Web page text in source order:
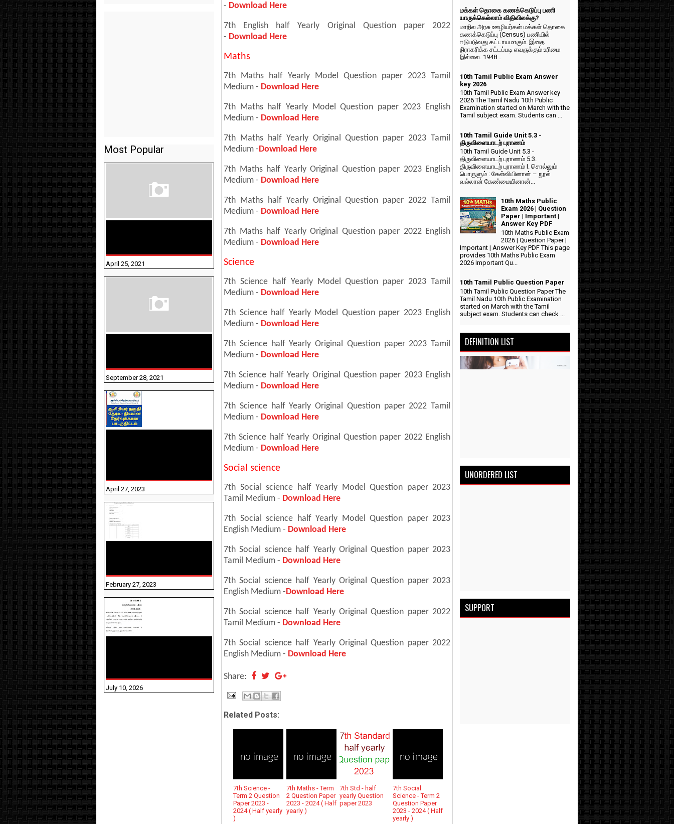
- Download Here
7th English half Yearly Original Question paper 2022
- Download Here
Maths
7th Maths half Yearly Model Question paper 2023 Tamil
Medium - Download Here
7th Maths half Yearly Model Question paper 2023 English
Medium - Download Here
7th Maths half Yearly Original Question paper 2023 Tamil
Medium -Download Here
7th Maths half Yearly Original Question paper 2023 English
Medium - Download Here
7th Maths half Yearly Original Question paper 2022 Tamil
Medium - Download Here
7th Maths half Yearly Original Question paper 2022 English
Medium - Download Here
Science
7th Science half Yearly Model Question paper 2023 Tamil
Medium - Download Here
7th Science half Yearly Model Question paper 2023 English
Medium - Download Here
7th Science half Yearly Original Question paper 2023 Tamil
Medium - Download Here
7th Science half Yearly Original Question paper 2023 English
Medium - Download Here
7th Science half Yearly Original Question paper 2022 Tamil
Medium - Download Here
7th Science half Yearly Original Question paper 2022 English
Medium - Download Here
Social science
7th Social science half Yearly Model Question paper 2023
Tamil Medium - Download Here
7th Social science half Yearly Model Question paper 2023
English Medium - Download Here
7th Social science half Yearly Original Question paper 2023
Tamil Medium - Download Here
7th Social science half Yearly Original Question paper 2023
English Medium -Download Here
7th Social science half Yearly Original Question paper 2022
Tamil Medium - Download Here
7th Social science half Yearly Original Question paper 2022
English Medium - Download Here
Share:
Related Posts:
7th Science -
Term 2 Question
Paper 2023 -
2024 ( Half yearly
)
7th Maths - Term
2 Question Paper
2023 - 2024 ( Half
yearly )
7th Std - half
yearly Question
paper 2023
7th Social
Science - Term 2
Question Paper
2023 - 2024 ( Half
yearly )
Most Popular
April 25, 2021
September 28, 2021
April 27, 2023
February 27, 2023
July 10, 2026
மக்கள் தொகை கணக்கெடுப்பு பணி
யாருக்கெல்லாம் விதிவிலக்கு?
மாநில அரசு ஊழியர்கள் மக்கள் தொகை
கணக்கெடுப்பு (Census) பணியில்
ஈடுபடுவது கட்டாயமாகும். இதை
நிராகரிக்க சட்டப்படி எவருக்கும் உரிமை
இல்லை. 1948...
10th Tamil Public Exam Answer
key 2026
10th Tamil Public Exam Answer key
2026 The Tamil Nadu 10th Public
Examination started on March with the
Tamil subject exam. Students can ...
10th Tamil Guide Unit 5.3 -
திருவிளையாடற் புராணம்
10th Tamil Guide Unit 5.3 -
திருவிளையாடற் புராணம் 5.3.
திருவிளையாடற் புராணம் I. சொல்லும்
பொருளும் : கேள்வியினான் – நூல்
வல்லான் கேண்மையினான்...
10th Maths Public
Exam 2026 | Question
Paper | Important |
Answer Key PDF
10th Maths Public Exam
2026 | Question Paper |
Important | Answer Key PDF This page
provides 10th Maths Public Exam
2026 Important Qu...
10th Tamil Public Question Paper
10th Tamil Public Question Paper The
Tamil Nadu 10th Public Examination
started on March with the Tamil
subject exam. Students can check ...
DEFINITION LIST
UNORDERED LIST
SUPPORT